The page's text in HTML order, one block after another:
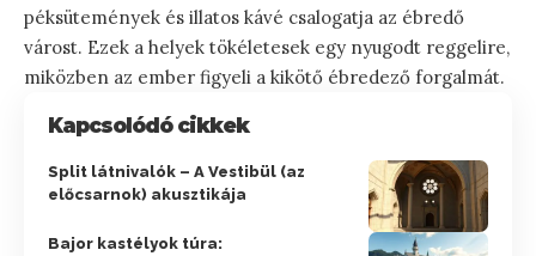
péksütemények és illatos kávé csalogatja az ébredő
várost. Ezek a helyek tökéletesek egy nyugodt reggelire,
miközben az ember figyeli a kikötő ébredező forgalmát.
Kapcsolódó cikkek
Split látnivalók – A Vestibül (az
előcsarnok) akusztikája
Bajor kastélyok túra: